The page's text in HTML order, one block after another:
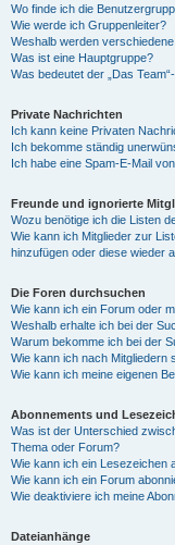
Wo finde ich die
Wie werde ich Gruppenleiter?
Weshalb werden
Was ist eine Hauptgruppe?
Was bedeutet der „Das
Private Nachrichten
Ich kann keine Privaten
Ich bekomme ständig
Ich habe eine Spam-E-Mail
Freunde und ignorierte
Wozu benötige ich die Listen
Wie kann ich Mitglieder zur
hinzufügen oder diese wieder
Die Foren durchsuchen
Wie kann ich ein Forum oder
Weshalb erhalte ich bei der
Warum bekomme ich bei der
Wie kann ich nach Mitgliedern
Wie kann ich meine eigenen
Abonnements und
Was ist der Unterschied
Thema oder Forum?
Wie kann ich ein Lesezeichen
Wie kann ich ein Forum
Wie deaktiviere ich meine
Dateianhänge